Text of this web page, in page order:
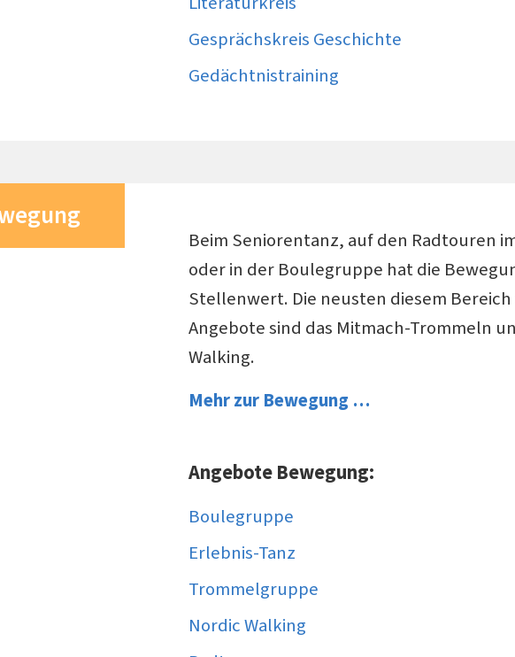
Gesprächskreis Geschichte
Gedächtnistraining
Beim Seniorentanz, auf den Radtouren
oder in der Boulegruppe hat die
Stellenwert. Die neusten diesem
Angebote sind das Mitmach-Trommeln
Walking.
Mehr zur Bewegung …
Angebote Bewegung:
Boulegruppe
Erlebnis-Tanz
Trommelgruppe
Nordic Walking